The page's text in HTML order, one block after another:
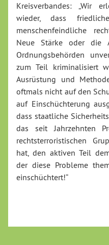
Kreisverbandes: „Wir
wieder, dass
menschenfeindliche
Neue Stärke oder die
Ordnungsbehörden
zum Teil kriminalisiert
Ausrüstung und
oftmals nicht auf den
auf Einschüchterung
dass staatliche
das seit Jahrzehnten
rechtsterroristischen
hat, den aktiven Teil
der diese Probleme
einschüchtert!“